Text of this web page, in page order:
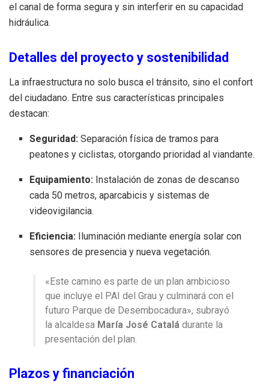
el canal de forma segura y sin interferir en su capacidad
hidráulica.
Detalles del proyecto y sostenibilidad
La infraestructura no solo busca el tránsito, sino el confort
del ciudadano. Entre sus características principales
destacan:
Seguridad: Separación física de tramos para
peatones y ciclistas, otorgando prioridad al viandante.
Equipamiento: Instalación de zonas de descanso
cada 50 metros, aparcabicis y sistemas de
videovigilancia.
Eficiencia: Iluminación mediante energía solar con
sensores de presencia y nueva vegetación.
«Este camino es parte de un plan ambicioso
que incluye el PAI del Grau y culminará con el
futuro Parque de Desembocadura», subrayó
la alcaldesa María José Catalá durante la
presentación del plan.
Plazos y financiación